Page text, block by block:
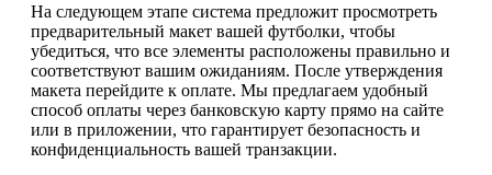
На следующем этапе система предложит просмотреть
предварительный макет вашей футболки, чтобы
убедиться, что все элементы расположены правильно и
соответствуют вашим ожиданиям. После утверждения
макета перейдите к оплате. Мы предлагаем удобный
способ оплаты через банковскую карту прямо на сайте
или в приложении, что гарантирует безопасность и
конфиденциальность вашей транзакции.